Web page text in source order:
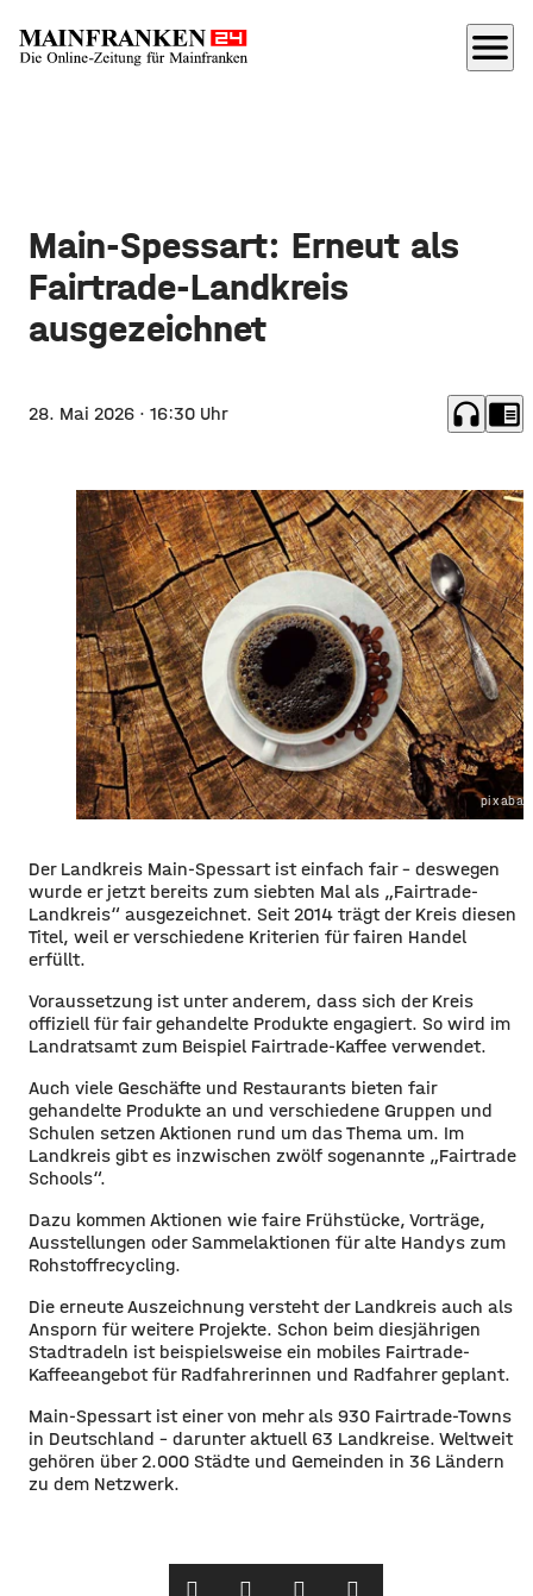
menu
Main-Spessart: Erneut als
Fairtrade-Landkreis
ausgezeichnet
28. Mai 2026 · 16:30 Uhr headphones chrome_reader_mode
Der Landkreis Main-Spessart ist einfach fair – deswegen
wurde er jetzt bereits zum siebten Mal als „Fairtrade-
Landkreis“ ausgezeichnet. Seit 2014 trägt der Kreis diesen
Titel, weil er verschiedene Kriterien für fairen Handel
erfüllt.
Voraussetzung ist unter anderem, dass sich der Kreis
offiziell für fair gehandelte Produkte engagiert. So wird im
Landratsamt zum Beispiel Fairtrade-Kaffee verwendet.
Auch viele Geschäfte und Restaurants bieten fair
gehandelte Produkte an und verschiedene Gruppen und
Schulen setzen Aktionen rund um das Thema um. Im
Landkreis gibt es inzwischen zwölf sogenannte „Fairtrade
Schools“.
Dazu kommen Aktionen wie faire Frühstücke, Vorträge,
Ausstellungen oder Sammelaktionen für alte Handys zum
Rohstoffrecycling.
Die erneute Auszeichnung versteht der Landkreis auch als
Ansporn für weitere Projekte. Schon beim diesjährigen
Stadtradeln ist beispielsweise ein mobiles Fairtrade-
Kaffeeangebot für Radfahrerinnen und Radfahrer geplant.
Main-Spessart ist einer von mehr als 930 Fairtrade-Towns
in Deutschland – darunter aktuell 63 Landkreise. Weltweit
gehören über 2.000 Städte und Gemeinden in 36 Ländern
zu dem Netzwerk.